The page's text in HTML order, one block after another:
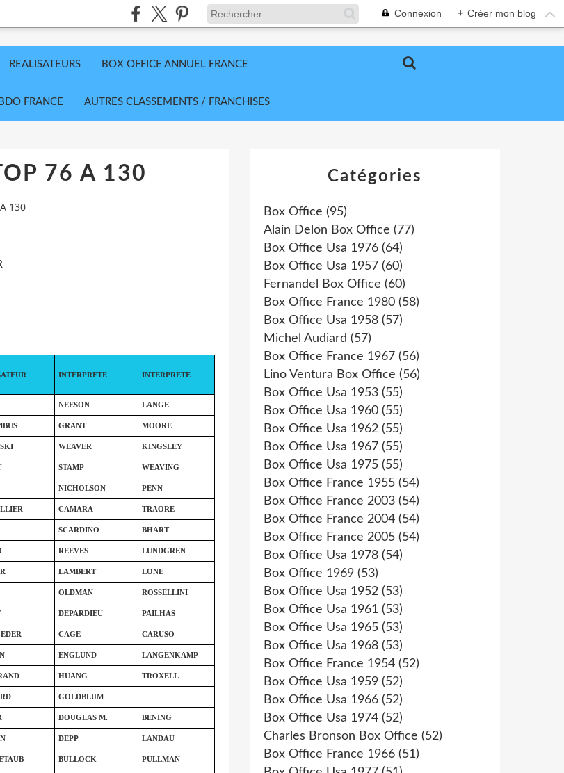
Connexion + Créer mon blog
REALISATEURS BOX OFFICE ANNUEL FRANCE
FRANCE AUTRES CLASSEMENTS / FRANCHISES
76 A 130
130
INTERPRETE INTERPRETE
NEESON LANGE
GRANT MOORE
WEAVER KINGSLEY
STAMP WEAVING
NICHOLSON PENN
CAMARA TRAORE
SCARDINO BHART
REEVES LUNDGREN
LAMBERT LONE
OLDMAN ROSSELLINI
DEPARDIEU PAILHAS
CAGE CARUSO
ENGLUND LANGENKAMP
HUANG TROXELL
GOLDBLUM
DOUGLAS M. BENING
DEPP LANDAU
BULLOCK PULLMAN
Catégories
Box Office (95)
Alain Delon Box Office (77)
Box Office Usa 1976 (64)
Box Office Usa 1957 (60)
Fernandel Box Office (60)
Box Office France 1980 (58)
Box Office Usa 1958 (57)
Michel Audiard (57)
Box Office France 1967 (56)
Lino Ventura Box Office (56)
Box Office Usa 1953 (55)
Box Office Usa 1960 (55)
Box Office Usa 1962 (55)
Box Office Usa 1967 (55)
Box Office Usa 1975 (55)
Box Office France 1955 (54)
Box Office France 2003 (54)
Box Office France 2004 (54)
Box Office France 2005 (54)
Box Office Usa 1978 (54)
Box Office 1969 (53)
Box Office Usa 1952 (53)
Box Office Usa 1961 (53)
Box Office Usa 1965 (53)
Box Office Usa 1968 (53)
Box Office France 1954 (52)
Box Office Usa 1959 (52)
Box Office Usa 1966 (52)
Box Office Usa 1974 (52)
Charles Bronson Box Office (52)
Box Office France 1966 (51)